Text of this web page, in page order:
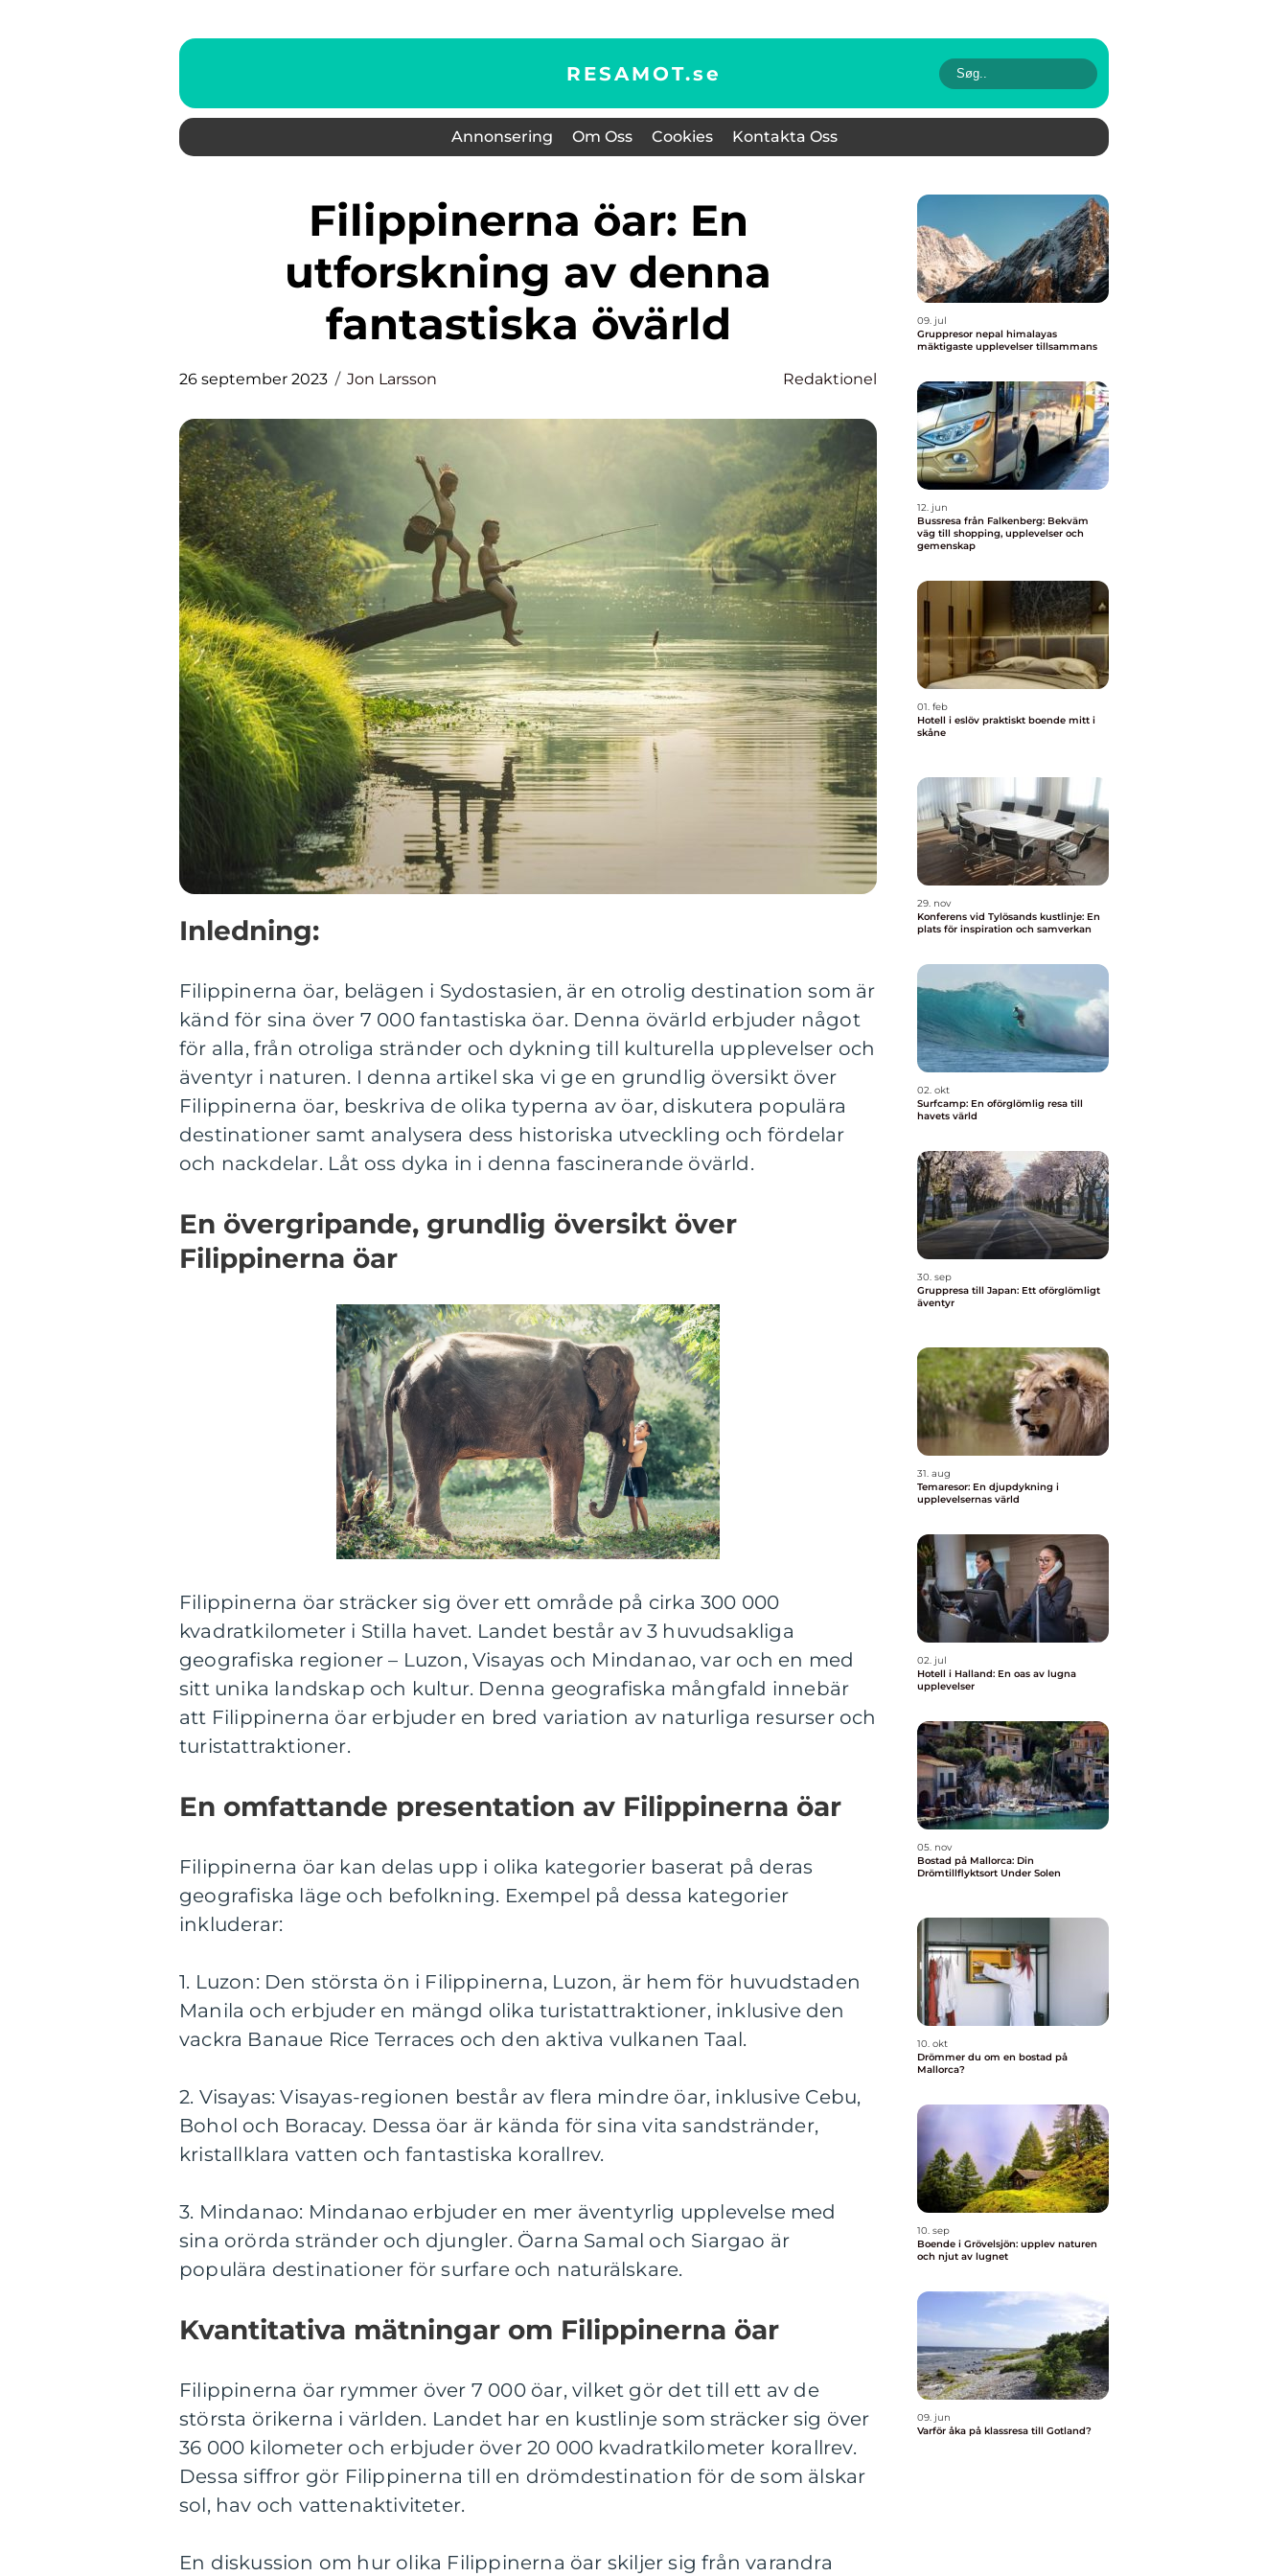
RESAMOT.se
Annonsering Om Oss Cookies Kontakta Oss
Filippinerna öar: En
utforskning av denna
fantastiska övärld
26 september 2023 Jon Larsson Redaktionel
Inledning:
Filippinerna öar, belägen i Sydostasien, är en otrolig destination som är
känd för sina över 7 000 fantastiska öar. Denna övärld erbjuder något
för alla, från otroliga stränder och dykning till kulturella upplevelser och
äventyr i naturen. I denna artikel ska vi ge en grundlig översikt över
Filippinerna öar, beskriva de olika typerna av öar, diskutera populära
destinationer samt analysera dess historiska utveckling och fördelar
och nackdelar. Låt oss dyka in i denna fascinerande övärld.
En övergripande, grundlig översikt över
Filippinerna öar
Filippinerna öar sträcker sig över ett område på cirka 300 000
kvadratkilometer i Stilla havet. Landet består av 3 huvudsakliga
geografiska regioner – Luzon, Visayas och Mindanao, var och en med
sitt unika landskap och kultur. Denna geografiska mångfald innebär
att Filippinerna öar erbjuder en bred variation av naturliga resurser och
turistattraktioner.
En omfattande presentation av Filippinerna öar
Filippinerna öar kan delas upp i olika kategorier baserat på deras
geografiska läge och befolkning. Exempel på dessa kategorier
inkluderar:
1. Luzon: Den största ön i Filippinerna, Luzon, är hem för huvudstaden
Manila och erbjuder en mängd olika turistattraktioner, inklusive den
vackra Banaue Rice Terraces och den aktiva vulkanen Taal.
2. Visayas: Visayas-regionen består av flera mindre öar, inklusive Cebu,
Bohol och Boracay. Dessa öar är kända för sina vita sandstränder,
kristallklara vatten och fantastiska korallrev.
3. Mindanao: Mindanao erbjuder en mer äventyrlig upplevelse med
sina orörda stränder och djungler. Öarna Samal och Siargao är
populära destinationer för surfare och naturälskare.
Kvantitativa mätningar om Filippinerna öar
Filippinerna öar rymmer över 7 000 öar, vilket gör det till ett av de
största örikerna i världen. Landet har en kustlinje som sträcker sig över
36 000 kilometer och erbjuder över 20 000 kvadratkilometer korallrev.
Dessa siffror gör Filippinerna till en drömdestination för de som älskar
sol, hav och vattenaktiviteter.
En diskussion om hur olika Filippinerna öar skiljer sig från varandra
09. jul
Gruppresor nepal himalayas
mäktigaste upplevelser tillsammans
12. jun
Bussresa från Falkenberg: Bekväm
väg till shopping, upplevelser och
gemenskap
01. feb
Hotell i eslöv praktiskt boende mitt i
skåne
29. nov
Konferens vid Tylösands kustlinje: En
plats för inspiration och samverkan
02. okt
Surfcamp: En oförglömlig resa till
havets värld
30. sep
Gruppresa till Japan: Ett oförglömligt
äventyr
31. aug
Temaresor: En djupdykning i
upplevelsernas värld
02. jul
Hotell i Halland: En oas av lugna
upplevelser
05. nov
Bostad på Mallorca: Din
Drömtillflyktsort Under Solen
10. okt
Drömmer du om en bostad på
Mallorca?
10. sep
Boende i Grövelsjön: upplev naturen
och njut av lugnet
09. jun
Varför åka på klassresa till Gotland?